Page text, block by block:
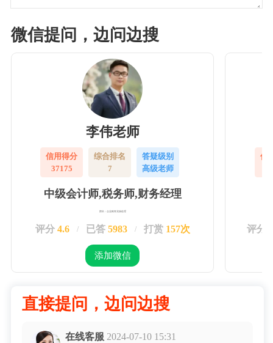
微信提问，边问边搜
李伟老师
信用得分
37175
综合排名
7
答疑级别
高级老师
中级会计师,税务师,财务经理
擅长：企业账务实操处理
评分 4.6 / 已答 5983 / 打赏 157次
添加微信
信
评分
直接提问，边问边搜
在线客服 2024-07-10 15:31